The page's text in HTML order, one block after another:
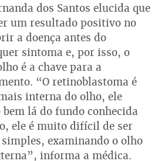
dos Santos elucida que
um resultado positivo no
a doença antes do
sintoma e, por isso, o
é a chave para a
“O retinoblastoma é
interna do olho, ele
lá do fundo conhecida
ele é muito difícil de ser
examinando o olho
informa a médica.